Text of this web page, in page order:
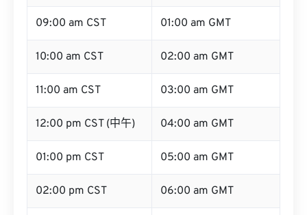
09:00 am CST 01:00 am GMT
10:00 am CST 02:00 am GMT
11:00 am CST 03:00 am GMT
12:00 pm CST (中午) 04:00 am GMT
01:00 pm CST 05:00 am GMT
02:00 pm CST 06:00 am GMT